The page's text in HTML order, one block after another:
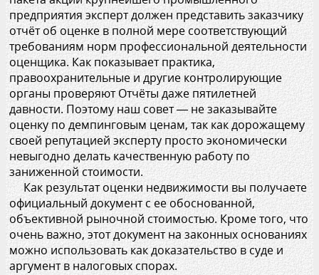
предприятия эксперт должен представить заказчику
отчёт об оценке в полной мере соответствующий
требованиям норм профессиональной деятельности
оценщика. Как показывает практика,
правоохранительные и другие контролирующие
органы проверяют Отчёты даже пятилетней
давности. Поэтому наш совет — не заказывайте
оценку по демпинговым ценам, так как дорожащему
своей репутацией эксперту просто экономически
невыгодно делать качественную работу по
заниженной стоимости.
Как результат оценки недвижимости вы получаете
официальный документ с ее обоснованной,
объективной рыночной стоимостью. Кроме того, что
очень важно, этот документ на законных основаниях
можно использовать как доказательство в суде и
аргумент в налоговых спорах.